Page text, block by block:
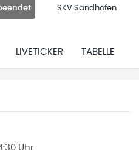
SKV Sandhofen
LIVETICKER TABELLE
Uhr